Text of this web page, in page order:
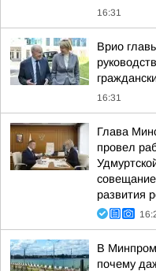
16:31
Врио
16:31
Глава
провел
развития
В
почему